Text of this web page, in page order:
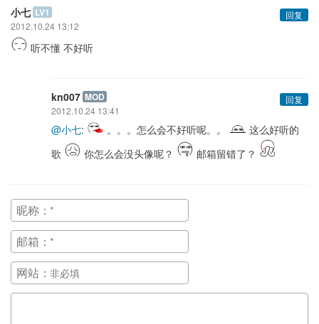
小七 LV1
回复
2012.10.24 13:12
听不懂 不好听
kn007 MOD
回复
2012.10.24 13:41
@小七: 。。。怎么会不好听呢。。
这么好听的
歌
你怎么会没头像呢？ 邮箱留错了？
昵称：
邮箱：
网站：